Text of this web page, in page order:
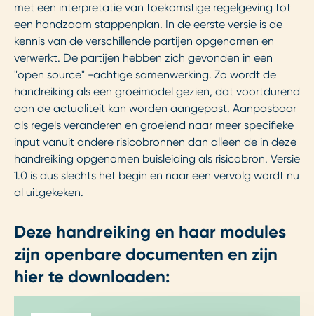
met een interpretatie van toekomstige regelgeving tot
een handzaam stappenplan. In de eerste versie is de
kennis van de verschillende partijen opgenomen en
verwerkt. De partijen hebben zich gevonden in een
"open source" -achtige samenwerking. Zo wordt de
handreiking als een groeimodel gezien, dat voortdurend
aan de actualiteit kan worden aangepast. Aanpasbaar
als regels veranderen en groeiend naar meer specifieke
input vanuit andere risicobronnen dan alleen de in deze
handreiking opgenomen buisleiding als risicobron. Versie
1.0 is dus slechts het begin en naar een vervolg wordt nu
al uitgekeken.
Deze handreiking en haar modules
zijn openbare documenten en zijn
hier te downloaden: